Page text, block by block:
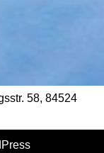
58, 84524